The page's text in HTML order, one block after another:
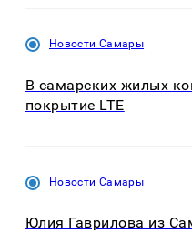
Новости Самары
В самарских жилых
покрытие LTE
Новости Самары
Юлия Гаврилова из